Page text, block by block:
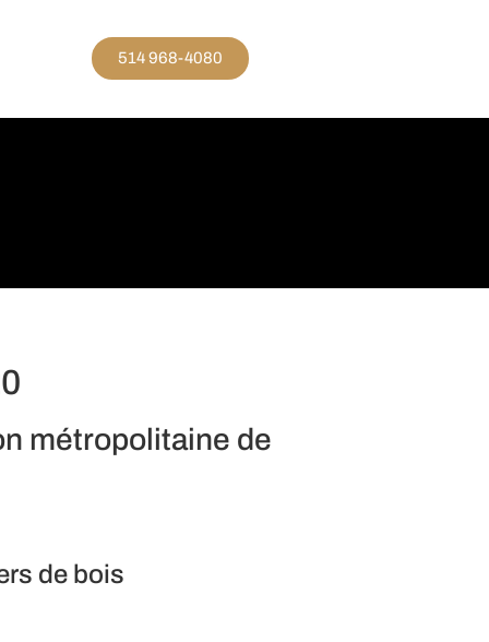
514 968-4080
métropolitaine de
de bois